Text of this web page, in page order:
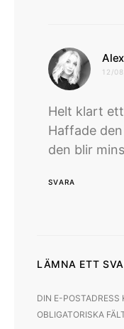
12/
Helt klart
Haffade
den blir
SVARA
LÄMNA ETT
DIN E-POSTADRESS
OBLIGATORISKA